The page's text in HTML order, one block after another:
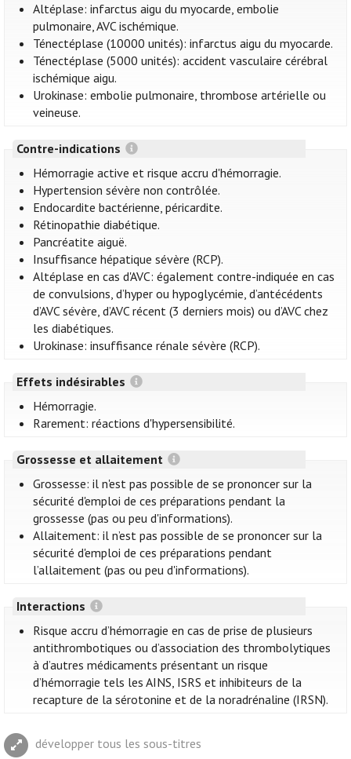
Altéplase: infarctus aigu du myocarde, embolie
pulmonaire, AVC ischémique.
Ténectéplase (10000 unités): infarctus aigu du myocarde.
Ténectéplase (5000 unités): accident vasculaire cérébral
ischémique aigu.
Urokinase: embolie pulmonaire, thrombose artérielle ou
veineuse.
Contre-indications
Hémorragie active et risque accru d'hémorragie.
Hypertension sévère non contrôlée.
Endocardite bactérienne, péricardite.
Rétinopathie diabétique.
Pancréatite aiguë.
Insuffisance hépatique sévère (RCP).
Altéplase en cas d'AVC: également contre-indiquée en cas
de convulsions, d’hyper ou hypoglycémie, d’antécédents
d’AVC sévère, d’AVC récent (3 derniers mois) ou d’AVC chez
les diabétiques.
Urokinase: insuffisance rénale sévère (RCP).
Effets indésirables
Hémorragie.
Rarement: réactions d'hypersensibilité.
Grossesse et allaitement
Grossesse: il n'est pas possible de se prononcer sur la
sécurité d'emploi de ces préparations pendant la
grossesse (pas ou peu d'informations).
Allaitement: il n’est pas possible de se prononcer sur la
sécurité d'emploi de ces préparations pendant
l’allaitement (pas ou peu d'informations).
Interactions
Risque accru d’hémorragie en cas de prise de plusieurs
antithrombotiques ou d’association des thrombolytiques
à d’autres médicaments présentant un risque
d’hémorragie tels les AINS, ISRS et inhibiteurs de la
recapture de la sérotonine et de la noradrénaline (IRSN).
développer tous les sous-titres